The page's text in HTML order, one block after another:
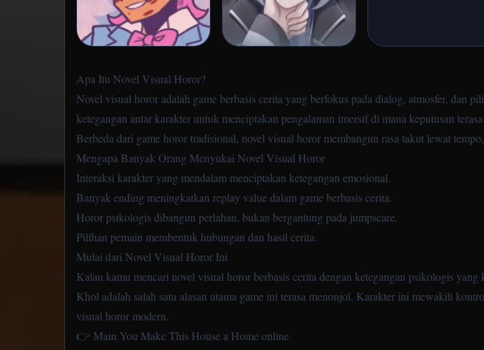
Apa Itu Novel Visual Horor?
Novel visual horor adalah game berbasis cerita yang berfokus pada dialog, atmosfer, dan
ketegangan antar karakter untuk menciptakan pengalaman imersif di mana keputusan
Berbeda dari game horor tradisional, novel visual horor membangun rasa takut lewat
Mengapa Banyak Orang Menyukai Novel Visual Horor
Interaksi karakter yang mendalam menciptakan ketegangan emosional.
Banyak ending meningkatkan replay value dalam game berbasis cerita.
Horor psikologis dibangun perlahan, bukan bergantung pada jumpscare.
Pilihan pemain membentuk hubungan dan hasil cerita.
Mulai dari Novel Visual Horor Ini
Kalau kamu mencari novel visual horor berbasis cerita dengan ketegangan psikologis
Khol adalah salah satu alasan utama game ini terasa menonjol. Karakter ini mewakili
visual horor modern.
👉 Main You Make This House a Home online